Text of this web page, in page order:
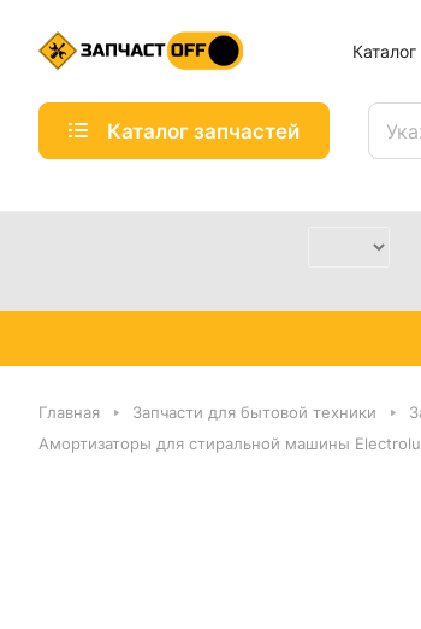
Каталог
Каталог запчастей
Главная Запчасти для бытовой техники
Амортизаторы для стиральной машины